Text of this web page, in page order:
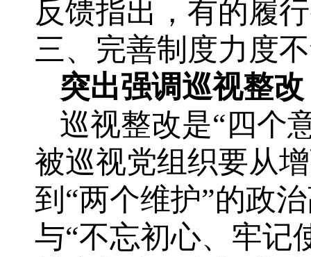
反馈指出，有的履
三、完善制度力度
突出强调巡视整
巡视整改是“四个
被巡视党组织要从
到“两个维护”的政
与“不忘初心、牢记